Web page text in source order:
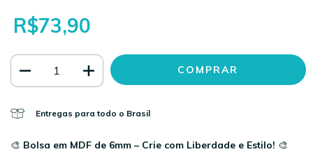
R$73,90
Entregas para todo o Brasil
🎨 Bolsa em MDF de 6mm – Crie com Liberdade e Estilo! 🎨